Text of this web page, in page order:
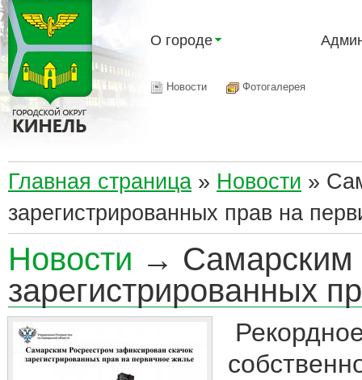
О городе
Новости Фотогалерея
Главная страница » Новости »
зарегистрированных прав на
Новости → Самарским
зарегистрированных